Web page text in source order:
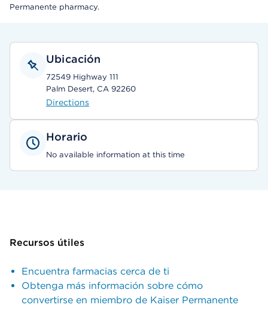
Permanente pharmacy.
Ubicación
72549 Highway 111
Palm Desert, CA 92260
Directions
Horario
No available information at this time
Recursos útiles
Encuentra farmacias cerca de ti
Obtenga más información sobre cómo
convertirse en miembro de Kaiser Permanente